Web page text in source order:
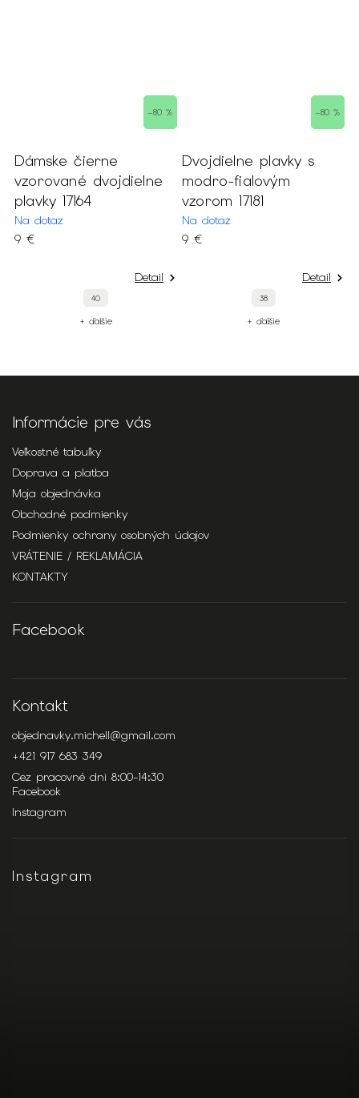
–80 %
Dámske čierne
vzorované dvojdielne
plavky 17164
Na dotaz
9 €
Detail
40
+ ďalšie
–80 %
Dvojdielne plavky s
modro-fialovým
vzorom 17181
Na dotaz
9 €
Detail
38
+ ďalšie
Informácie pre vás
Veľkostné tabuľky
Doprava a platba
Moja objednávka
Obchodné podmienky
Podmienky ochrany osobných údajov
VRÁTENIE / REKLAMÁCIA
KONTAKTY
Facebook
Kontakt
objednavky.michell@gmail.com
+421 917 683 349
Cez pracovné dni 8:00-14:30
Facebook
Instagram
Instagram